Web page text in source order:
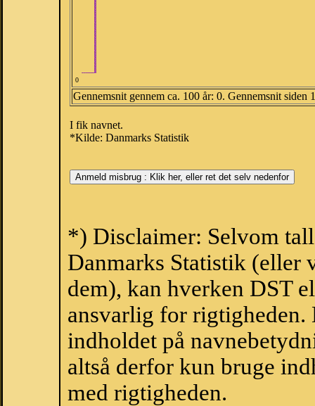
0
Gennemsnit gennem ca. 100 år: 0. Gennemsnit siden
I fik navnet.
*Kilde: Danmarks Statistik
*) Disclaimer: Selvom
Danmarks Statistik (eller
dem), kan hverken DST
ansvarlig for
indholdet på
altså derfor kun bruge
med rigtigheden.